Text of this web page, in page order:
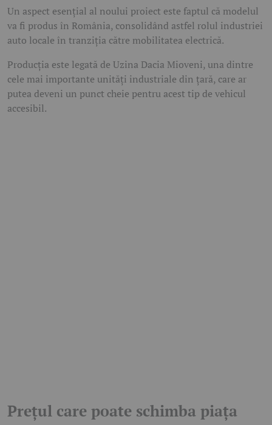
Un aspect esențial al noului proiect este faptul că modelul
va fi produs în România, consolidând astfel rolul industriei
auto locale în tranziția către mobilitatea electrică.
Producția este legată de Uzina Dacia Mioveni, una dintre
cele mai importante unități industriale din țară, care ar
putea deveni un punct cheie pentru acest tip de vehicul
accesibil.
Prețul care poate schimba piața